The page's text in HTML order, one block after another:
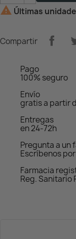
 Últimas
Compartir
Pago
100% seguro
Envío
gratis a partir
Entregas
en 24-72h
Pregunta a un
Escríbenos
Farmacia
Reg. Sanitario